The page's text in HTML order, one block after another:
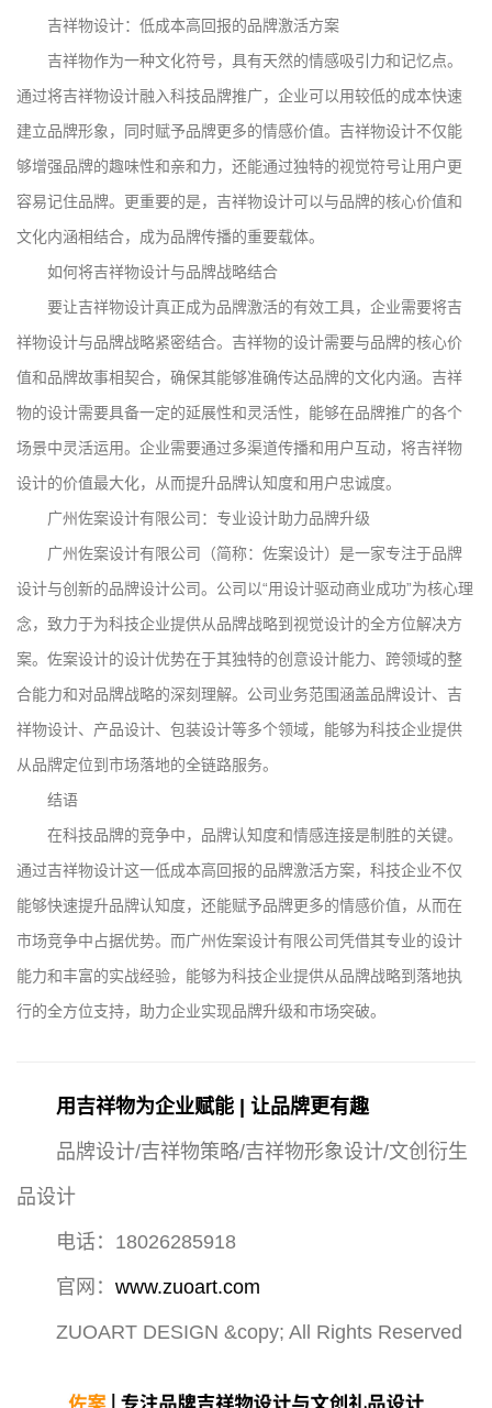
吉祥物设计：低成本高回报的品牌激活方案
吉祥物作为一种文化符号，具有天然的情感吸引力和记忆点。
通过将吉祥物设计融入科技品牌推广，企业可以用较低的成本快速
建立品牌形象，同时赋予品牌更多的情感价值。吉祥物设计不仅能
够增强品牌的趣味性和亲和力，还能通过独特的视觉符号让用户更
容易记住品牌。更重要的是，吉祥物设计可以与品牌的核心价值和
文化内涵相结合，成为品牌传播的重要载体。
如何将吉祥物设计与品牌战略结合
要让吉祥物设计真正成为品牌激活的有效工具，企业需要将吉
祥物设计与品牌战略紧密结合。吉祥物的设计需要与品牌的核心价
值和品牌故事相契合，确保其能够准确传达品牌的文化内涵。吉祥
物的设计需要具备一定的延展性和灵活性，能够在品牌推广的各个
场景中灵活运用。企业需要通过多渠道传播和用户互动，将吉祥物
设计的价值最大化，从而提升品牌认知度和用户忠诚度。
广州佐案设计有限公司：专业设计助力品牌升级
广州佐案设计有限公司（简称：佐案设计）是一家专注于品牌
设计与创新的品牌设计公司。公司以“用设计驱动商业成功”为核心理
念，致力于为科技企业提供从品牌战略到视觉设计的全方位解决方
案。佐案设计的设计优势在于其独特的创意设计能力、跨领域的整
合能力和对品牌战略的深刻理解。公司业务范围涵盖品牌设计、吉
祥物设计、产品设计、包装设计等多个领域，能够为科技企业提供
从品牌定位到市场落地的全链路服务。
结语
在科技品牌的竞争中，品牌认知度和情感连接是制胜的关键。
通过吉祥物设计这一低成本高回报的品牌激活方案，科技企业不仅
能够快速提升品牌认知度，还能赋予品牌更多的情感价值，从而在
市场竞争中占据优势。而广州佐案设计有限公司凭借其专业的设计
能力和丰富的实战经验，能够为科技企业提供从品牌战略到落地执
行的全方位支持，助力企业实现品牌升级和市场突破。
用吉祥物为企业赋能 | 让品牌更有趣
品牌设计/吉祥物策略/吉祥物形象设计/文创衍生
品设计
电话：18026285918
官网： www.zuoart.com
ZUOART DESIGN &copy; All Rights Reserved